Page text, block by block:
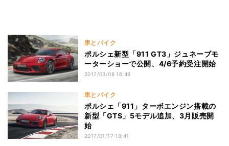
車とバイク
ポルシェ新型「911 GT3」ジュネーブモ
ーターショーで公開、4/6予約受注開始
2017/03/08 16:49
車とバイク
ポルシェ「911」ターボエンジン搭載の
新型「GTS」5モデル追加、3月販売開
始
2017/01/17 18:41